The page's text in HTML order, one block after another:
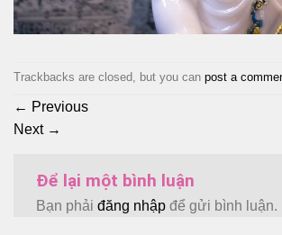
Trackbacks are closed, but you can post a
← Previous
Next →
Để lại một bình luận
Bạn phải đăng nhập để gửi bình luận.